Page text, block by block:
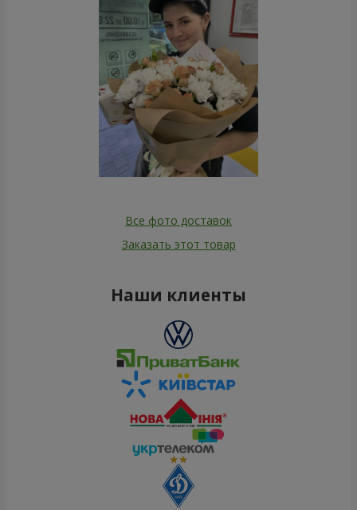
Все фото доставок
Заказать этот товар
Наши клиенты